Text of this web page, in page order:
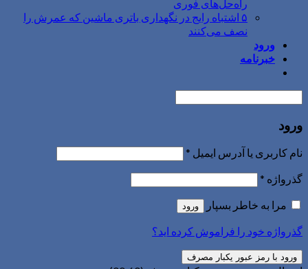
راه‌حل‌های فوری
۵ اشتباه رایج در نگهداری باتری ماشین که عمرش را
نصف می‌کنند
ورود
خبرنامه
ورود
نام کاربری یا آدرس ایمیل *
گذرواژه *
مرا به خاطر بسپار
ورود
گذرواژه خود را فراموش کرده اید؟
ورود با رمز عبور یکبار مصرف